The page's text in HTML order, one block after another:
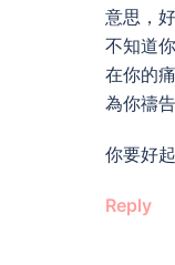
意思，
不知道
在你的
為你禱告
你要好起
Reply